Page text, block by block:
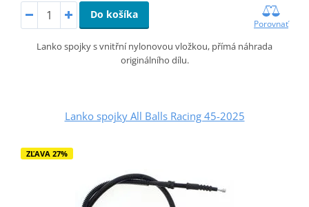
Do košíka
Porovnať
Lanko spojky s vnitřní nylonovou vložkou, přímá náhrada
originálního dílu.
Lanko spojky All Balls Racing 45-2025
ZĽAVA 27%